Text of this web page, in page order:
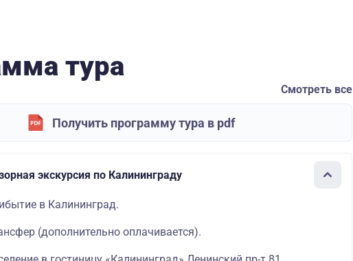
тура
Смотреть все
Получить программу тура в pdf
экскурсия по Калининграду
в Калининград.
(дополнительно оплачивается).